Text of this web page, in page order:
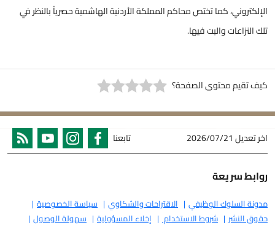
الإلكتروني، كما تختص محاكم المملكة الأردنية الهاشمية حصرياً بالنظر في
تلك النزاعات والبت فيها.
كيف تقيم محتوى الصفحة؟
اخر تعديل2026/07/21 تابعنا
روابط سريعة
مدونة السلوك الوظيفي الاقتراحات والشكاوي
سياسة الخصوصية
حقوق النشر
شروط الاستخدام إخلاء المسؤولية سهولة الوصول